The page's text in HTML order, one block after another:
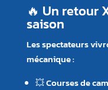
🔥 Un retour
saison
Les spectateurs
mécanique :
💥 Courses de